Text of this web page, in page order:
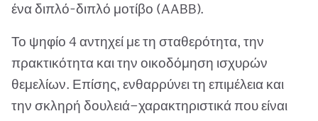
ένα διπλό-διπλό μοτίβο (AABB).
Το ψηφίο 4 αντηχεί με τη σταθερότητα, την
πρακτικότητα και την οικοδόμηση ισχυρών
θεμελίων. Επίσης, ενθαρρύνει τη επιμέλεια και
την σκληρή δουλειά—χαρακτηριστικά που είναι